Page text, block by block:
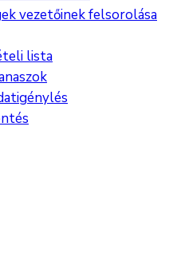
vezetőinek felsorolása
lista